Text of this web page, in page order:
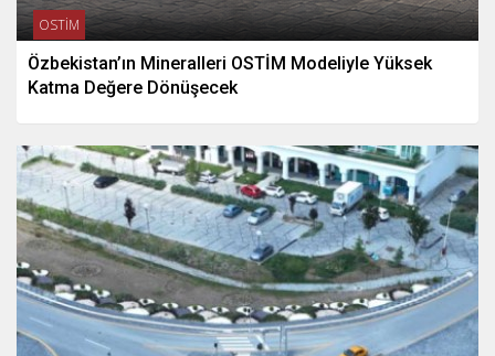
OSTİM
Özbekistan’ın Mineralleri OSTİM Modeliyle Yüksek
Katma Değere Dönüşecek